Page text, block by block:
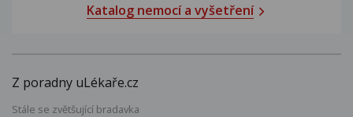
Katalog nemocí a vyšetření
Z poradny uLékaře.cz
Stále se zvětšující bradavka